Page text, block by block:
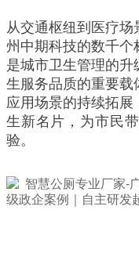
从交通枢纽到医疗
州中期科技的数千个
是城市卫生管理的
生服务品质的重要载
应用场景的持续拓
生新名片，为市民
验。